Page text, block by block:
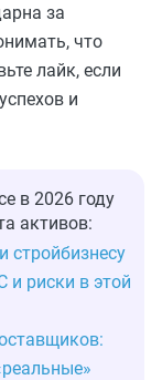
за
что
лайк, если
и
в 2026 году
активов:
стройбизнесу
и риски в этой